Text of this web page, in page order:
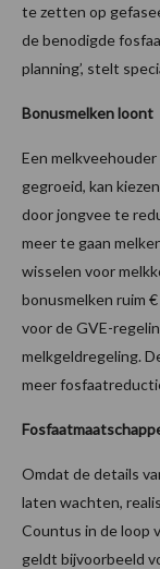
te zetten op
de benodigde
planning’, stelt
Bonusmelken loont
Een
gegroeid, kan
door jongvee te
meer te gaan
wisselen voor
bonusmelken ruim
voor de GVE-
melkgeldregeling.
meer
Omdat de details
laten wachten,
Countus in de loop
geldt bijvoorbeeld